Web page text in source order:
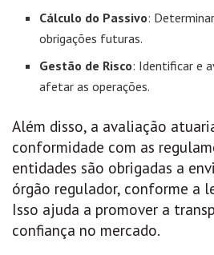
Cálculo do Passivo:
obrigações futuras.
Gestão de Risco: Identificar e
afetar as operações.
Além disso, a avaliação
conformidade com as
entidades são obrigadas a
órgão regulador, conforme a
Isso ajuda a promover a
confiança no mercado.